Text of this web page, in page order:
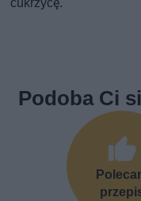
Podoba Ci